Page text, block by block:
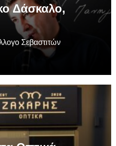
Δάσκαλο,
Σεβαστιτών